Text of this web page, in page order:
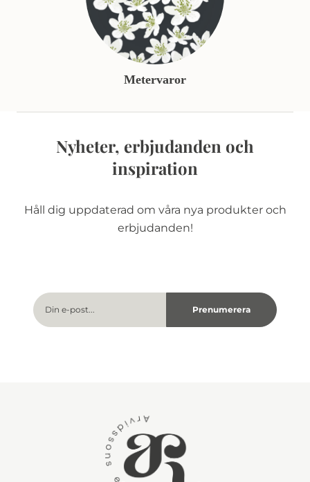
Metervaror
Nyheter, erbjudanden och
inspiration
Håll dig uppdaterad om våra nya produkter och
erbjudanden!